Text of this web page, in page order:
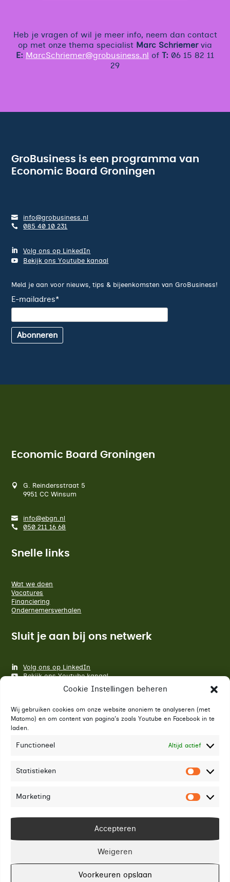
Cookie Instellingen beheren
Wij gebruiken cookies om onze website anoniem te analyseren (met
Matomo) en om content van pagina's zoals Youtube en Facebook in te
laden.
Functioneel Altijd actief
Statistieken
Marketing
Accepteren
Weigeren
Voorkeuren opslaan
Heb je vragen of wil je meer info, neem dan contact
op met onze thema specialist Marc Schriemervia
E: MarcSchriemer@grobusiness.nl of T: 06 15 82 11
29
GroBusiness is een programma van
Economic Board Groningen
info@grobusiness.nl
085 40 10 231
Volg ons op LinkedIn
Bekijk ons Youtube kanaal
Meld je aan voor nieuws, tips & bijeenkomsten van GroBusiness!
E-mailadres*
Abonneren
Economic Board Groningen
G. Reindersstraat 5
9951 CC Winsum
info@ebgn.nl
050 211 16 68
Snelle links
Wat we doen
Vacatures
Financiering
Ondernemersverhalen
Sluit je aan bij ons netwerk
Volg ons op LinkedIn
Bekijk ons Youtube kanaal
E-mailadres*
| KVK: 62901125